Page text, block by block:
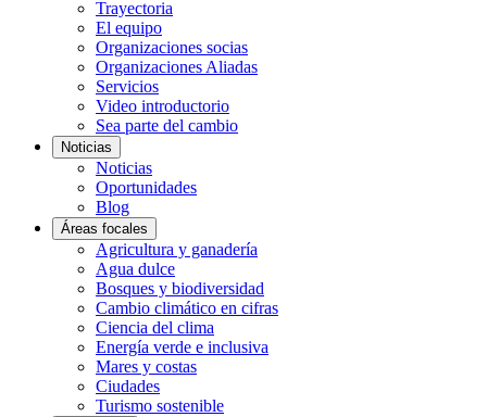
Trayectoria
El equipo
Organizaciones socias
Organizaciones Aliadas
Servicios
Video introductorio
Sea parte del cambio
Noticias
Noticias
Oportunidades
Blog
Áreas focales
Agricultura y ganadería
Agua dulce
Bosques y biodiversidad
Cambio climático en cifras
Ciencia del clima
Energía verde e inclusiva
Mares y costas
Ciudades
Turismo sostenible